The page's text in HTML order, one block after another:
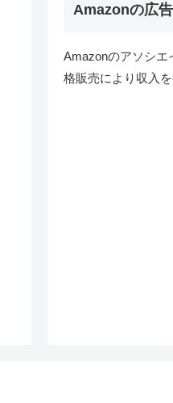
Amazonの広
Amazonのアソシエ
格販売により収入を